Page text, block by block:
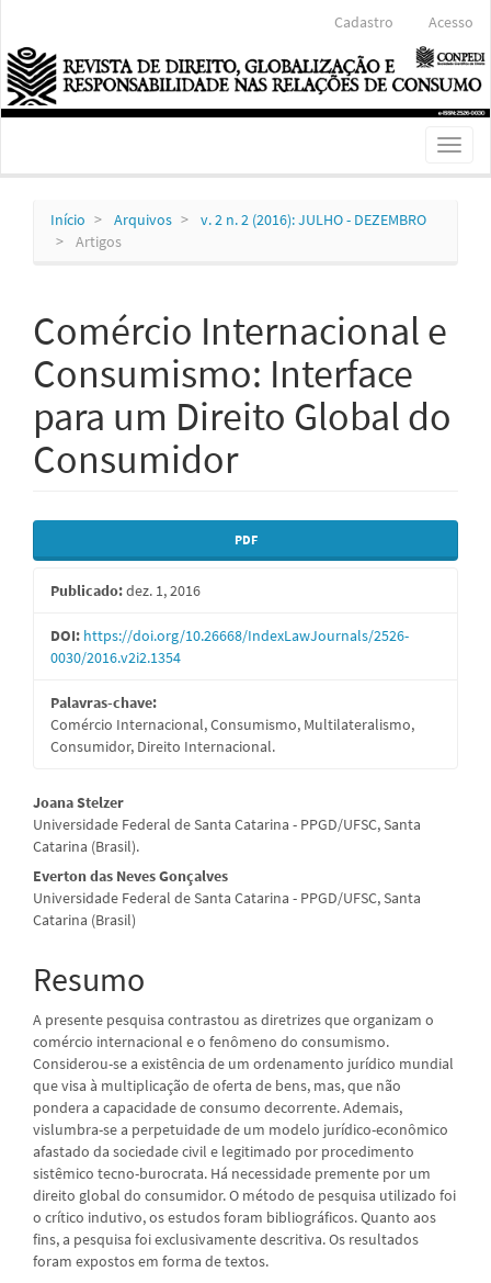
Conteúdo
principal
Barra
Lateral
Cadastro Acesso
Toggle
Início Arquivos
v. 2 n. 2 (2016): JULHO - DEZEMBRO
Artigos
Comércio Internacional e
Consumismo: Interface
para um Direito Global do
Consumidor
Barra
lateral
de
artigos
PDF
Publicado:dez. 1, 2016
DOI: https://doi.org/10.26668/IndexLawJournals/2526-
0030/2016.v2i2.1354
Palavras-chave:
Comércio Internacional, Consumismo, Multilateralismo,
Consumidor, Direito Internacional.
Conteúdo
do
artigo
principal
Joana Stelzer
Universidade Federal de Santa Catarina - PPGD/UFSC, Santa
Catarina (Brasil).
Everton das Neves Gonçalves
Universidade Federal de Santa Catarina - PPGD/UFSC, Santa
Catarina (Brasil)
Resumo
A presente pesquisa contrastou as diretrizes que organizam o
comércio internacional e o fenômeno do consumismo.
Considerou-se a existência de um ordenamento jurídico mundial
que visa à multiplicação de oferta de bens, mas, que não
pondera a capacidade de consumo decorrente. Ademais,
vislumbra-se a perpetuidade de um modelo jurídico-econômico
afastado da sociedade civil e legitimado por procedimento
sistêmico tecno-burocrata. Há necessidade premente por um
direito global do consumidor. O método de pesquisa utilizado foi
o crítico indutivo, os estudos foram bibliográficos. Quanto aos
fins, a pesquisa foi exclusivamente descritiva. Os resultados
foram expostos em forma de textos.